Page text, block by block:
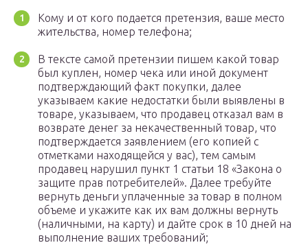
Кому и от кого подается претензия, ваше место
жительства, номер телефона;
В тексте самой претензии пишем какой товар
был куплен, номер чека или иной документ
подтверждающий факт покупки, далее
указываем какие недостатки были выявлены в
товаре, указываем, что продавец отказал вам в
возврате денег за некачественный товар, что
подтверждается заявлением (его копией с
отметками находящейся у вас), тем самым
продавец нарушил пункт 1 статьи 18 «Закона о
защите прав потребителей». Далее требуйте
вернуть деньги уплаченные за товар в полном
объеме и укажите как их вам должны вернуть
(наличными, на карту) и дайте срок в 10 дней на
выполнение ваших требований;